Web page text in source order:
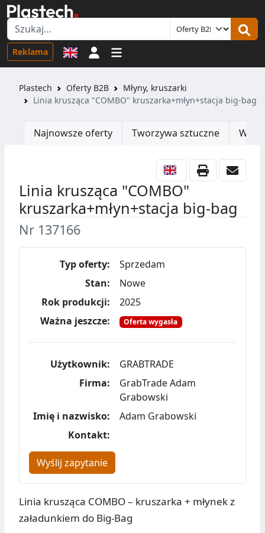
Reklama Logowanie
Plastech Oferty B2B
Młyny, kruszarki
Linia krusząca "COMBO" kruszarka+młyn+stacja big-bag
Najnowsze oferty Tworzywa sztuczne
Linia krusząca "COMBO"
kruszarka+młyn+stacja big-bag
Nr 137166
Typ oferty:
Sprzedam
Stan:
Nowe
Rok produkcji:
2025
Ważna jeszcze:
Oferta wygasła
Użytkownik:
GRABTRADE
Firma:
GrabTrade Adam
Grabowski
Imię i nazwisko:
Adam Grabowski
Kontakt:
Wyślij zapytanie
Linia krusząca COMBO – kruszarka + młynek z
załadunkiem do Big-Bag